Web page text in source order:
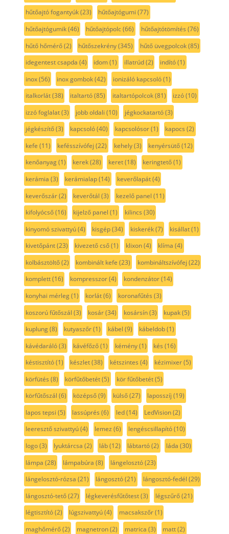
hűtőajtó fogantyúk(23) hűtőajtógumi (77)
hűtőajtógumik(46) hűtőajtópolc(66) hűtőajtótömítés (76)
hűtő hőmérő(2) hűtőszekrény(345) hűtő üvegpolcok(85)
idegentest csapda (4) idom(1) illatrúd(2) indító(1)
inox(56) inox gombok(42) ionizáló kapcsoló(1)
italkorlát(38) italtartó(85) italtartópolcok(81) izzó(10)
izzó foglalat(3) jobb oldali (10) jégkockatartó(3)
jégkészítő(3) kapcsoló(40) kapcsolósor(1) kapocs (2)
kefe (11) kefésszívófej (22) kehely(3) kenyérsütő(12)
kenőanyag(1) kerek(28) keret(18) keringtető(1)
kerámia (3) kerámialap(14) keverőlapát(4)
keverőszár(2) keverőtál (3) kezelő panel (11)
kifolyócső(16) kijelző panel (1) kilincs (30)
kinyomó szivattyú(4) kisgép(34) kiskerék(7) kisállat(1)
kivetőpánt(23) kivezető cső(1) klixon(4) klíma (4)
kolbásztöltő(2) kombinált kefe (23) kombináltszívófej (22)
komplett(16) kompresszor(4) kondenzátor(14)
konyhai mérleg(1) korlát(6) koronafűtés (3)
koszorú fűtőszál (3) kosár(34) kosársín(3) kupak(5)
kuplung(8) kutyaszőr(1) kábel (9) kábeldob(1)
kávédaráló(3) kávéfőző(1) kémény(1) kés (16)
késtisztító(1) készlet(38) kétszintes (4) kézimixer(5)
körfütés (8) körfűtőbetét(5) kör fűtőbetét(5)
körfűtőszál (6) középső(9) külső(27) laposszíj (19)
lapos tepsi (5) lassúprés (6) led(14) LedVision(2)
leeresztő szivattyú(4) lemez (6) lengéscsillapító(10)
logo(3) lyuktárcsa (2) láb(12) lábtartó(2) láda (30)
lámpa (28) lámpabúra (8) lángelosztó(23)
lángelosztó-rózsa (21) lángosztó(21) lángosztó-fedél (29)
lángosztó-tető(27) légkeverésfűtőtest(3) légszűrő(21)
légtisztító(2) lúgszivattyú(4) macsakszőr(1)
maghőmérő(2) magnetron(2) matrica (3) matt(2)